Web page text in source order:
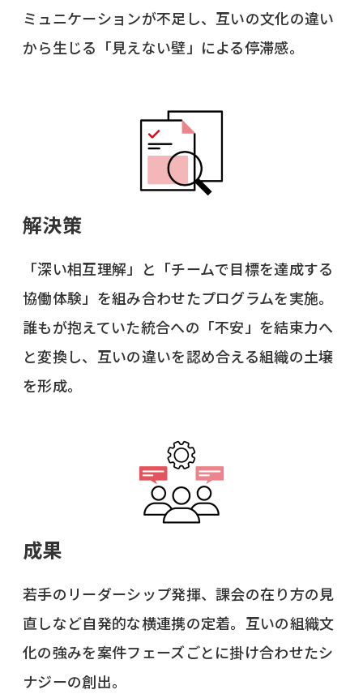
ミュニケーションが不足し、互いの文化の違い
から生じる「見えない壁」による停滞感。
解決策
「深い相互理解」と「チームで目標を達成する
協働体験」を組み合わせたプログラムを実施。
誰もが抱えていた統合への「不安」を結束力へ
と変換し、互いの違いを認め合える組織の土壌
を形成。
成果
若手のリーダーシップ発揮、課会の在り方の見
直しなど自発的な横連携の定着。互いの組織文
化の強みを案件フェーズごとに掛け合わせたシ
ナジーの創出。